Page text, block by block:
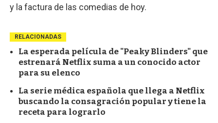
y la factura de las comedias de hoy.
RELACIONADAS
La esperada película de "Peaky Blinders" que
estrenará Netflix suma a un conocido actor
para su elenco
La serie médica española que llega a Netflix
buscando la consagración popular y tiene la
receta para lograrlo